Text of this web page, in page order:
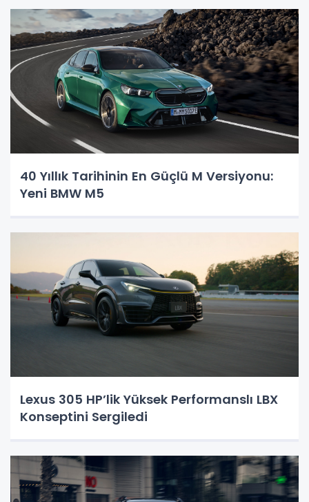
40 Yıllık Tarihinin En Güçlü M Versiyonu:
Yeni BMW M5
Lexus 305 HP’lik Yüksek Performanslı LBX
Konseptini Sergiledi